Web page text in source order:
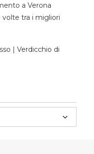
a Verona
volte tra i migliori
| Verdicchio di